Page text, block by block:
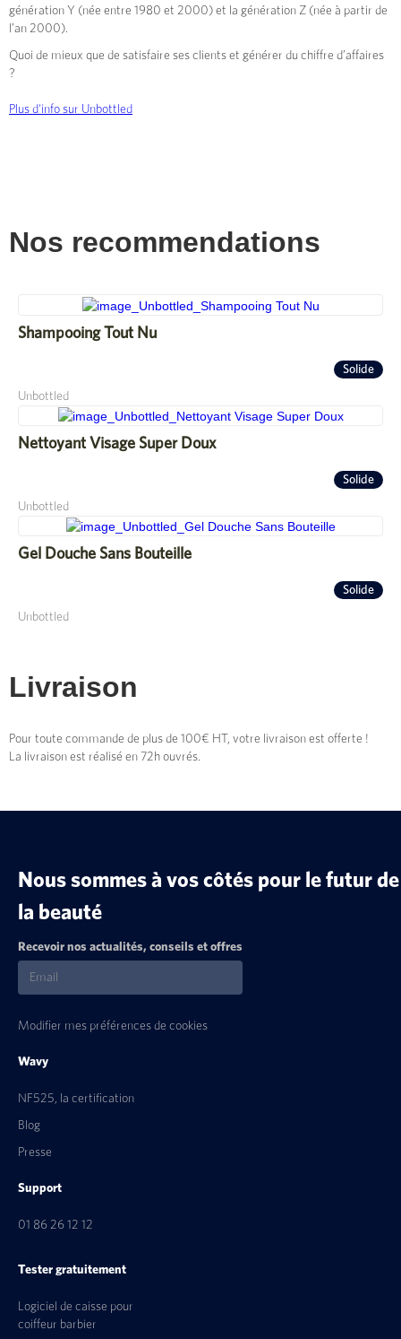
génération Y (née entre 1980 et 2000) et la génération Z (née à partir de
l’an 2000).
Quoi de mieux que de satisfaire ses clients et générer du chiffre d’affaires
?
Plus d'info sur Unbottled
Nos recommendations
Shampooing Tout Nu
Solide
Unbottled
Nettoyant Visage Super Doux
Solide
Unbottled
Gel Douche Sans Bouteille
Solide
Unbottled
Livraison
Pour toute commande de plus de 100€ HT, votre livraison est offerte !
La livraison est réalisé en 72h ouvrés.
Nous sommes à vos côtés pour le futur de
la beauté
Recevoir nos actualités, conseils et offres
Modifier mes préférences de cookies
Wavy
NF525, la certification
Blog
Presse
Support
01 86 26 12 12
Tester gratuitement
Logiciel de caisse pour
coiffeur barbier